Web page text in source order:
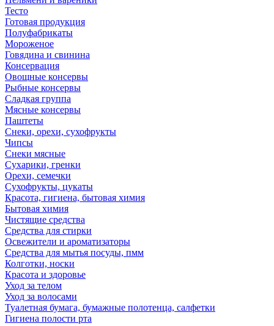
Тесто
Готовая продукция
Полуфабрикаты
Мороженое
Говядина и свинина
Консервация
Овощные консервы
Рыбные консервы
Сладкая группа
Мясные консервы
Паштеты
Снеки, орехи, сухофрукты
Чипсы
Снеки мясные
Сухарики, гренки
Орехи, семечки
Сухофрукты, цукаты
Красота, гигиена, бытовая химия
Бытовая химия
Чистящие средства
Средства для стирки
Освежители и ароматизаторы
Средства для мытья посуды, пмм
Колготки, носки
Красота и здоровье
Уход за телом
Уход за волосами
Туалетная бумага, бумажные полотенца, салфетки
Гигиена полости рта